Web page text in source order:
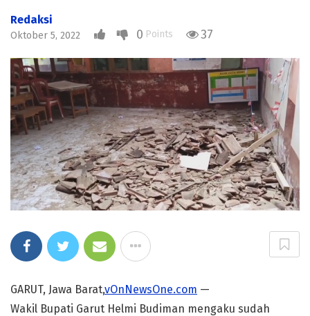
Redaksi
Oktober 5, 2022 0 Points 37
GARUT, Jawa Barat,vOnNewsOne.com —
Wakil Bupati Garut Helmi Budiman mengaku sudah